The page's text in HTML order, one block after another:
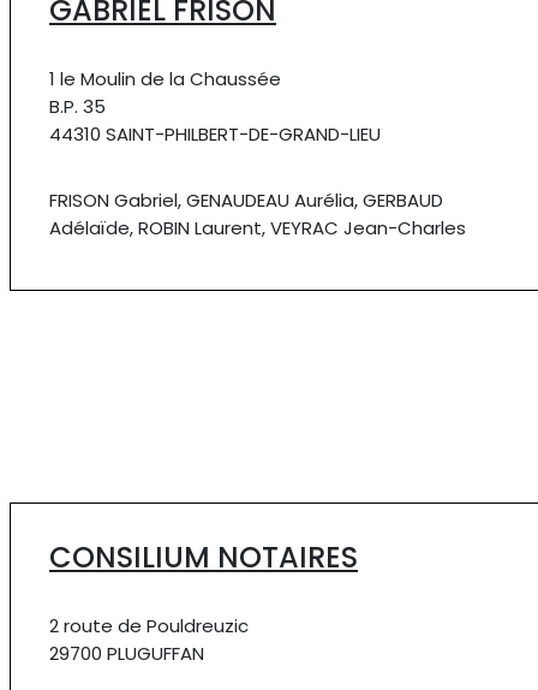
GABRIEL FRISON
1 le Moulin de la Chaussée
B.P. 35
44310 SAINT-PHILBERT-DE-GRAND-LIEU
FRISON Gabriel, GENAUDEAU Aurélia, GERBAUD
Adélaïde, ROBIN Laurent, VEYRAC Jean-Charles
CONSILIUM NOTAIRES
2 route de Pouldreuzic
29700 PLUGUFFAN